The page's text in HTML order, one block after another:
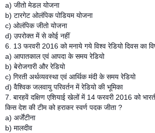
a) जीतो मेडल योजना
b) टारगेट ओलंपिक पोडियम योजना
c) ओलंपिक जीतो योजना
d) उपरोक्त में से कोई नहीं
6. 13 फरवरी 2016 को मनाये गये विश्व रेडियो दिवस का
a) आपातकाल एवं आपदा के समय रेडियो
b) बेरोजगारी और रेडियो
c) गिरती अर्थव्यवस्था एवं आर्थिक मंदी के समय रेडियो
d) वैश्विक जलवायु परिवर्तन में रेडियो की भूमिका
7. बारहवें दक्षिण एशियाई खेलों में 14 फरवरी 2016 को
किस देश की टीम को हराकर स्वर्ण पदक जीता ?
a) अर्जेंटीना
b) मालदीव